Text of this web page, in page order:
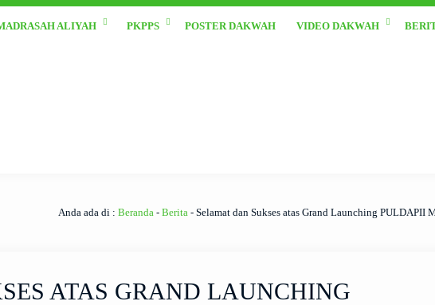
ALIYAH PKPPS POSTER DAKWAH VIDEO DAKWAH
Anda ada di : Beranda - Berita - Selamat dan Sukses atas Grand Launching PULDAPII
ATAS GRAND LAUNCHING